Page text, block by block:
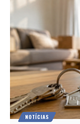
NOTÍCIAS